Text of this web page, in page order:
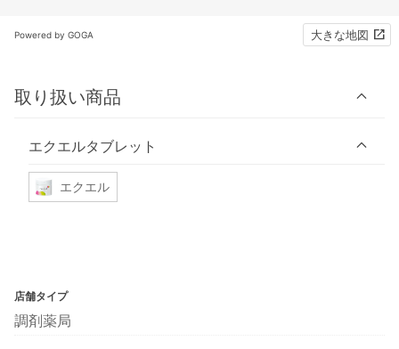
Powered by GOGA 大きな地図
取り扱い商品
エクエルタブレット
エクエル
店舗タイプ
調剤薬局